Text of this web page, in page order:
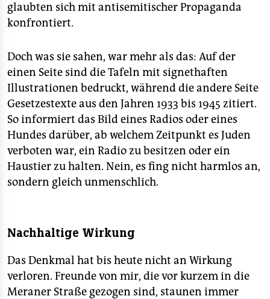
glaubten sich mit antisemitischer Propaganda
konfrontiert.
Doch was sie sahen, war mehr als das: Auf der
einen Seite sind die Tafeln mit signethaften
Illustrationen bedruckt, während die andere Seite
Gesetzestexte aus den Jahren 1933 bis 1945 zitiert.
So informiert das Bild eines Radios oder eines
Hundes darüber, ab welchem Zeitpunkt es Juden
verboten war, ein Radio zu besitzen oder ein
Haustier zu halten. Nein, es fing nicht harmlos an,
sondern gleich unmenschlich.
Nachhaltige Wirkung
Das Denkmal hat bis heute nicht an Wirkung
verloren. Freunde von mir, die vor kurzem in die
Meraner Straße gezogen sind, staunen immer